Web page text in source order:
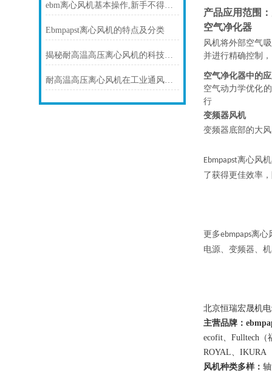
ebm离心风机基本操作,新手不得不看
Ebmpapst离心风机的特点及分类
揭秘耐高温高压离心风机的科技力量！
耐高温高压离心风机在工业通风方面发挥着重要作用
产品应用范围：
空气净化器
风机将外部空气
并进行精确控制
空气净化器中的
空气动力学优化
行
变频器风机
变频器底部的大
Ebmpapst离心风
了获得更佳效率
更多ebmpaps离心
电源、变频器、
北京恒瑞宏晟机
主营品牌：
ecofit、Fulltech
ROYAL、IKURA
风机种类多样：